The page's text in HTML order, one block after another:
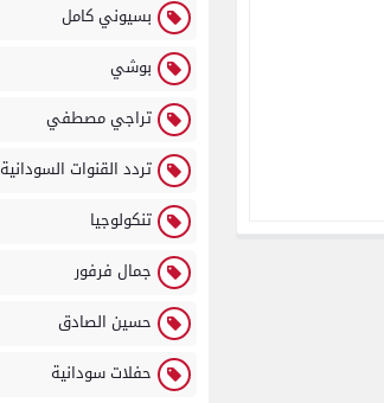
بسيوني كامل
بوشي
تراجي مصطفي
تردد القنوات السودانية 2019
تنكولوجيا
جمال فرفور
حسين الصادق
حفلات سودانية